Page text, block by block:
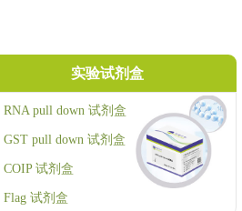
实验试剂盒
RNA pull down 试剂盒
GST pull down 试剂盒
COIP 试剂盒
Flag 试剂盒